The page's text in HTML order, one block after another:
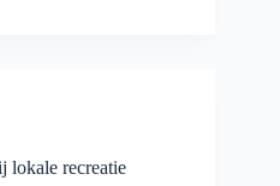
lokale recreatie